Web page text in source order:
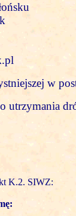
w
utrzymania
K.2. SIWZ: